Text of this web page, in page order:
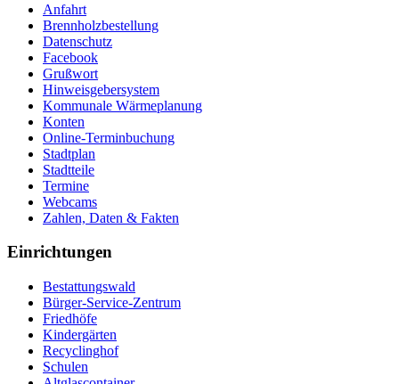
Anfahrt
Brennholzbestellung
Datenschutz
Facebook
Grußwort
Hinweisgebersystem
Kommunale Wärmeplanung
Konten
Online-Terminbuchung
Stadtplan
Stadtteile
Termine
Webcams
Zahlen, Daten & Fakten
Einrichtungen
Bestattungswald
Bürger-Service-Zentrum
Friedhöfe
Kindergärten
Recyclinghof
Schulen